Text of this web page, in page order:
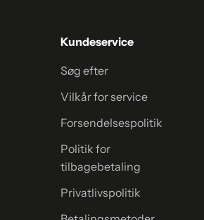
Kundeservice
Søg efter
Vilkår for service
Forsendelsespolitik
Politik for
tilbagebetaling
Privatlivspolitik